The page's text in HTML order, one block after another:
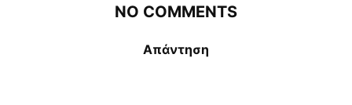
NO COMMENTS
Απάντηση